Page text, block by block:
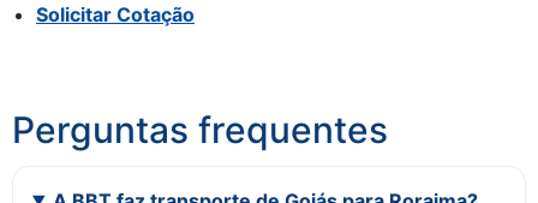
Solicitar Cotação
Perguntas frequentes